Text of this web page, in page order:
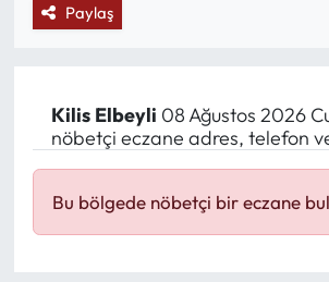
Paylaş
Kilis Elbeyli 08 Ağustos 2026
nöbetçi eczane adres, telefon
Bu bölgede nöbetçi bir eczane
Politik Kulis
Magazin
Mektup Galeri
Son Dakika Haberleri